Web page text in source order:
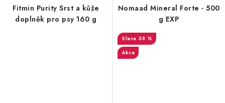
Fitmin Purity Srst a kůže
doplněk pro psy 160 g
Nomaad Mineral Forte - 500
g EXP
38 %
Akce